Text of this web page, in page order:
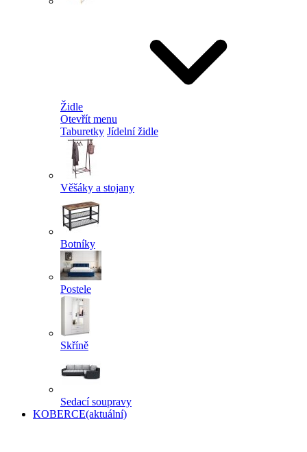
Židle
Otevřít menu
Taburetky Jídelní židle
Věšáky a stojany
Botníky
Postele
Skříně
Sedací soupravy
KOBERCE(aktuální)